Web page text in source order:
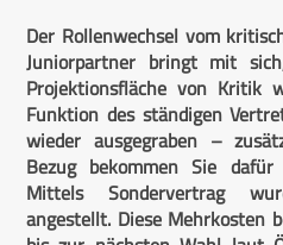
Der Rollenwechsel vom
Juniorpartner bringt mit
Projektionsfläche von Kritik
Funktion des ständigen
wieder ausgegraben –
Bezug bekommen Sie
Mittels Sondervertrag
angestellt. Diese Mehrkosten